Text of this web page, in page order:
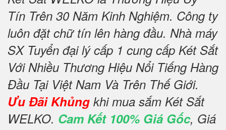
Tín Trên 30 Năm Kinh Nghiệm. Công ty
luôn đặt chữ tín lên hàng đầu. Nhà máy
SX Tuyển đại lý cấp 1 cung cấp Két Sắt
Với Nhiều Thương Hiệu Nổi Tiếng Hàng
Đầu Tại Việt Nam Và Trên Thế Giới.
Ưu Đãi Khủng khi mua sắm Két Sắt
WELKO. Cam Kết 100% Giá Gốc, Giá